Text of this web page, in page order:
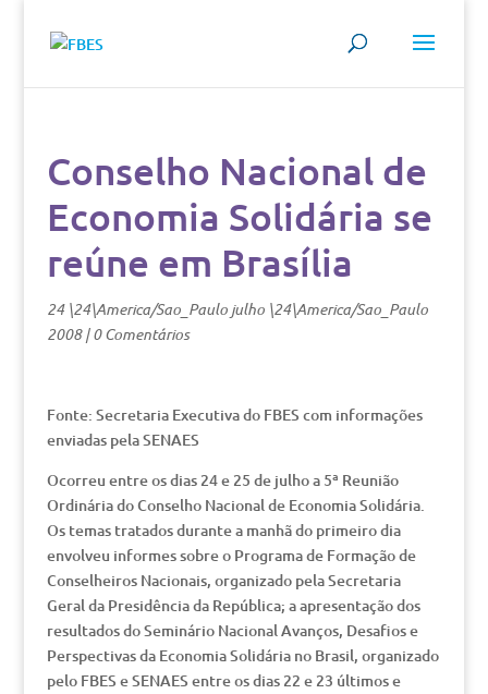
Conselho Nacional de
Economia Solidária se
reúne em Brasília
24 \24\America/Sao_Paulo julho \24\America/Sao_Paulo
2008|0 Comentários
Fonte: Secretaria Executiva do FBES com informações
enviadas pela SENAES
Ocorreu entre os dias 24 e 25 de julho a 5ª Reunião
Ordinária do Conselho Nacional de Economia Solidária.
Os temas tratados durante a manhã do primeiro dia
envolveu informes sobre o Programa de Formação de
Conselheiros Nacionais, organizado pela Secretaria
Geral da Presidência da República; a apresentação dos
resultados do Seminário Nacional Avanços, Desafios e
Perspectivas da Economia Solidária no Brasil, organizado
pelo FBES e SENAES entre os dias 22 e 23 últimos e